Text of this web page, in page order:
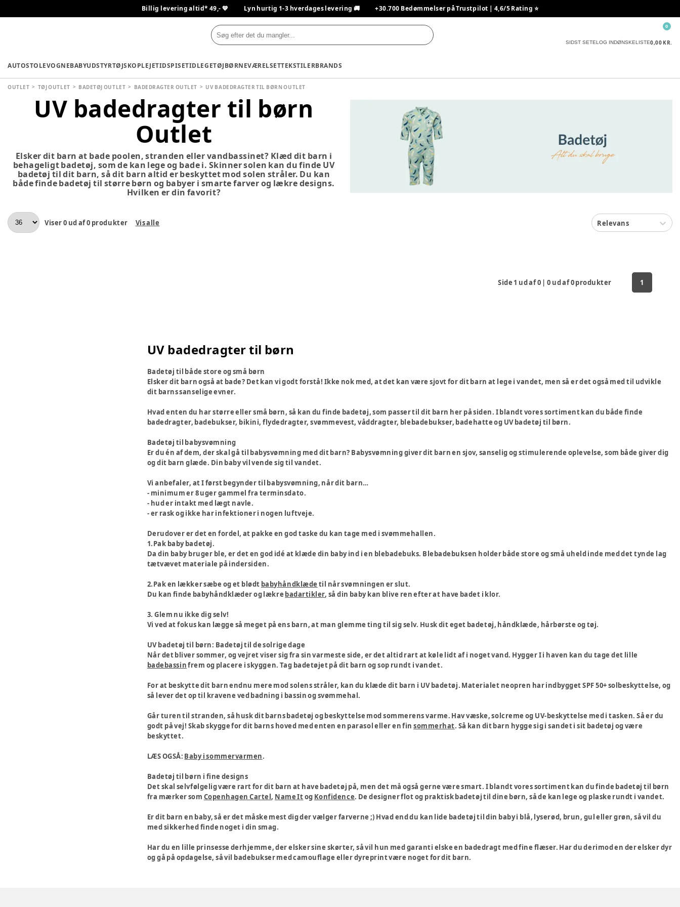
Billig levering altid* 49,- 💙 Lyn hurtig 1-3 hverdages levering 🚚 +30.700 Bedømmelser på Trustpilot | 4,6/5 Rating ⭐️
SIDST SETELOG INDØNSKELISTE0,00 KR.
0
AUTOSTOLEVOGNEBABYUDSTYRTØJSKOPLEJETIDSPISETIDLEGETØJBØRNEVÆRELSETTEKSTILERBRANDS
OUTLET TØJ OUTLET BADETØJ OUTLET BADEDRAGTER OUTLET UV BADEDRAGTER TIL BØRN OUTLET
UV badedragter til børn
Outlet
Elsker dit barn at bade poolen, stranden eller vandbassinet? Klæd dit barn i
behageligt badetøj, som de kan lege og bade i. Skinner solen kan du finde UV
badetøj til dit barn, så dit barn altid er beskyttet mod solen stråler. Du kan
både finde badetøj til større børn og babyer i smarte farver og lækre designs.
Hvilken er din favorit?
Viser0 ud af0 produkter Vis alle Relevans
Side 1 ud af0 |0 ud af0produkter 1
UV badedragter til børn
Badetøj til både store og små børn
Elsker dit barn også at bade? Det kan vi godt forstå! Ikke nok med, at det kan være sjovt for dit barn at lege i vandet, men så er det også med til udvikle
dit barns sanselige evner.
Hvad enten du har større eller små børn, så kan du finde badetøj, som passer til dit barn her på siden. I blandt vores sortiment kan du både finde
badedragter, badebukser, bikini, flydedragter, svømmevest, våddragter, blebadebukser, badehatte og UV badetøj til børn.
Badetøj til babysvømning
Er du én af dem, der skal gå til babysvømning med dit barn? Babysvømning giver dit barn en sjov, sanselig og stimulerende oplevelse, som både giver dig
og dit barn glæde. Din baby vil vende sig til vandet.
Vi anbefaler, at I først begynder til babysvømning, når dit barn…
- minimum er 8 uger gammel fra terminsdato.
- hud er intakt med lægt navle.
- er rask og ikke har infektioner i nogen luftveje.
Derudover er det en fordel, at pakke en god taske du kan tage med i svømmehallen.
1.Pak baby badetøj.
Da din baby bruger ble, er det en god idé at klæde din baby ind i en blebadebuks. Blebadebuksen holder både store og små uheld inde med det tynde lag
tætvævet materiale på indersiden.
2.Pak en lækker sæbe og et blødt babyhåndklæde til når svømningen er slut.
Du kan finde babyhåndklæder og lækre badartikler, så din baby kan blive ren efter at have badet i klor.
3. Glem nu ikke dig selv!
Vi ved at fokus kan lægge så meget på ens barn, at man glemme ting til sig selv. Husk dit eget badetøj, håndklæde, hårbørste og tøj.
UV badetøj til børn: Badetøj til de solrige dage
Når det bliver sommer, og vejret viser sig fra sin varmeste side, er det altid rart at køle lidt af i noget vand. Hygger I i haven kan du tage det lille
badebassinfrem og placere i skyggen. Tag badetøjet på dit barn og sop rundt i vandet.
For at beskytte dit barn endnu mere mod solens stråler, kan du klæde dit barn i UV badetøj. Materialet neopren har indbygget SPF 50+ solbeskyttelse, og
så lever det op til kravene ved badning i bassin og svømmehal.
Går turen til stranden, så husk dit barns badetøj og beskyttelse mod sommerens varme. Hav væske, solcreme og UV-beskyttelse med i tasken. Så er du
godt på vej! Skab skygge for dit barns hoved med enten en parasol eller en finsommerhat. Så kan dit barn hygge sig i sandet i sit badetøj og være
beskyttet.
LÆS OGSÅ: Baby i sommervarmen.
Badetøj til børn i fine designs
Det skal selvfølgelig være rart for dit barn at have badetøj på, men det må også gerne være smart. I blandt vores sortiment kan du finde badetøj til børn
fra mærker som Copenhagen Cartel, Name Itog Konfidence. De designer flot og praktisk badetøj til dine børn, så de kan lege og plaske rundt i vandet.
Er dit barn en baby, så er det måske mest dig der vælger farverne ;) Hvad end du kan lide badetøj til din baby i blå, lyserød, brun, gul eller grøn, så vil du
med sikkerhed finde noget i din smag.
Har du en lille prinsesse derhjemme, der elsker sine skørter, så vil hun med garanti elske en badedragt med fine flæser. Har du derimod en der elsker dyr
og gå på opdagelse, så vil badebukser med camouflage eller dyreprint være noget for dit barn.